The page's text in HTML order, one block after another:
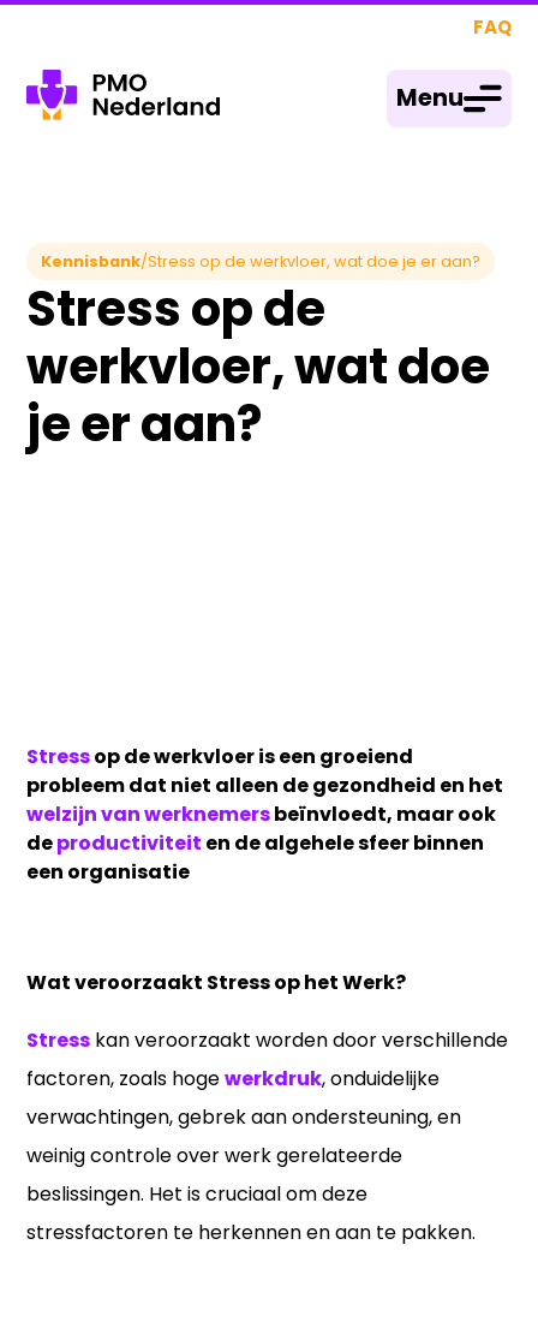
FAQ
Menu
Kennisbank/Stress op de werkvloer, wat doe je er aan?
Stress op de
werkvloer, wat doe
je er aan?
Stressop de werkvloer is een groeiend
probleem dat niet alleen de gezondheid en het
welzijn van werknemersbeïnvloedt, maar ook
deproductiviteit en de algehele sfeer binnen
een organisatie
Wat veroorzaakt Stress op het Werk?
Stress kan veroorzaakt worden door verschillende
factoren, zoals hogewerkdruk, onduidelijke
verwachtingen, gebrek aan ondersteuning, en
weinig controle over werk gerelateerde
beslissingen. Het is cruciaal om deze
stressfactoren te herkennen en aan te pakken.